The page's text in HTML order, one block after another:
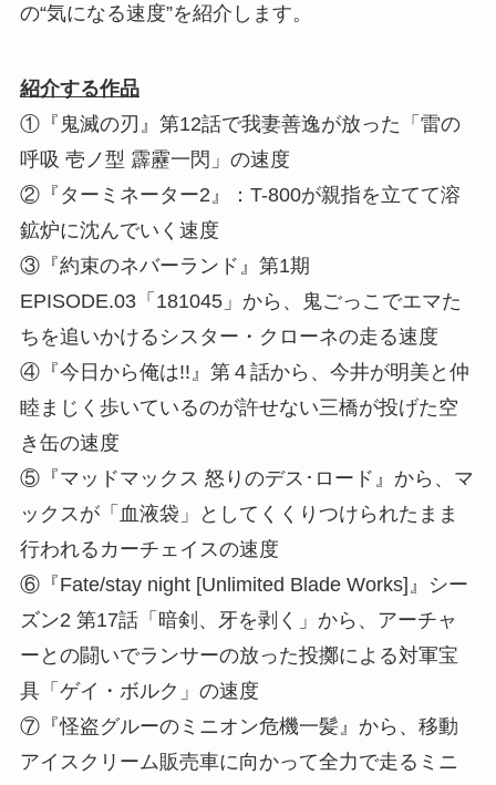
の“気になる速度”を紹介します。
紹介する作品
①『鬼滅の刃』第12話で我妻善逸が放った「雷の
呼吸 壱ノ型 霹靂一閃」の速度
②『ターミネーター2』：T-800が親指を立てて溶
鉱炉に沈んでいく速度
③『約束のネバーランド』第1期
EPISODE.03「181045」から、鬼ごっこでエマた
ちを追いかけるシスター・クローネの走る速度
④『今日から俺は!!』第４話から、今井が明美と仲
睦まじく歩いているのが許せない三橋が投げた空
き缶の速度
⑤『マッドマックス 怒りのデス･ロード』から、マ
ックスが「血液袋」としてくくりつけられたまま
行われるカーチェイスの速度
⑥『Fate/stay night [Unlimited Blade Works]』シー
ズン2 第17話「暗剣、牙を剥く」から、アーチャ
ーとの闘いでランサーの放った投擲による対軍宝
具「ゲイ・ボルク」の速度
⑦『怪盗グルーのミニオン危機一髪』から、移動
アイスクリーム販売車に向かって全力で走るミニ